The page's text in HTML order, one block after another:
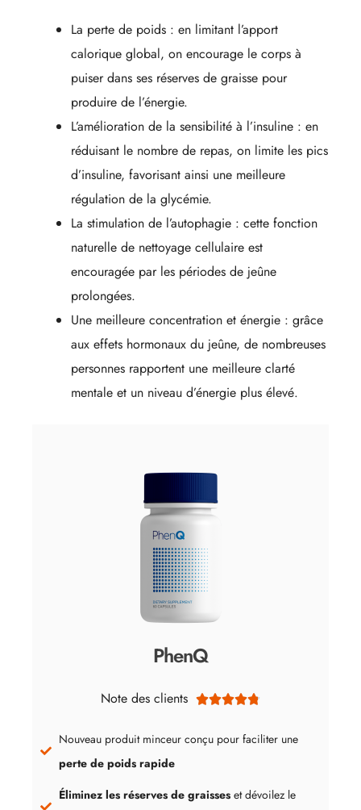
La perte de poids : en limitant l’apport
calorique global, on encourage le corps à
puiser dans ses réserves de graisse pour
produire de l’énergie.
L’amélioration de la sensibilité à l’insuline : en
réduisant le nombre de repas, on limite les pics
d’insuline, favorisant ainsi une meilleure
régulation de la glycémie.
La stimulation de l’autophagie : cette fonction
naturelle de nettoyage cellulaire est
encouragée par les périodes de jeûne
prolongées.
Une meilleure concentration et énergie : grâce
aux effets hormonaux du jeûne, de nombreuses
personnes rapportent une meilleure clarté
mentale et un niveau d’énergie plus élevé.
PhenQ
Note des clients 
Nouveau produit minceur conçu pour faciliter une
perte de poids rapide
Éliminez les réserves de graisseset dévoilez le